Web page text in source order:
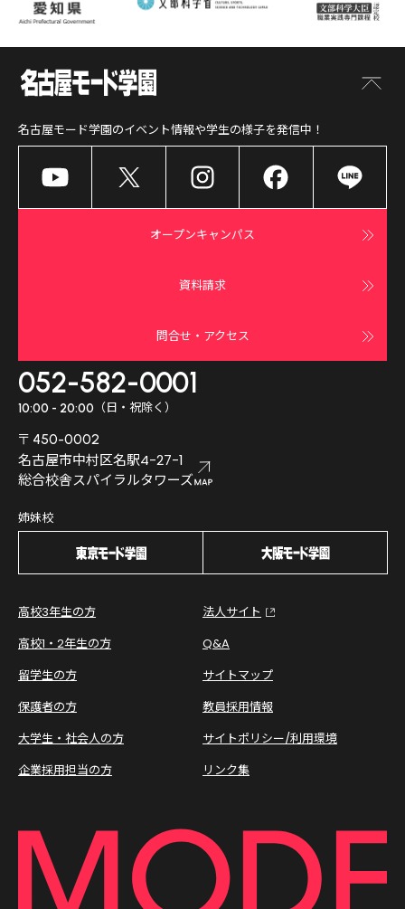
名古屋モード学園のイベント情報や学生の様子を発信中！
オープンキャンパス
資料請求
問合せ・アクセス
052-582-0001
10:00 - 20:00 （日・祝除く）
〒450-0002
名古屋市中村区名駅4-27-1
総合校舎スパイラルタワーズ
姉妹校
高校3年生の方
高校1・2年生の方
留学生の方
保護者の方
大学生・社会人の方
企業採用担当の方
法人サイト
Q&A
サイトマップ
教員採用情報
サイトポリシー/利用環境
リンク集